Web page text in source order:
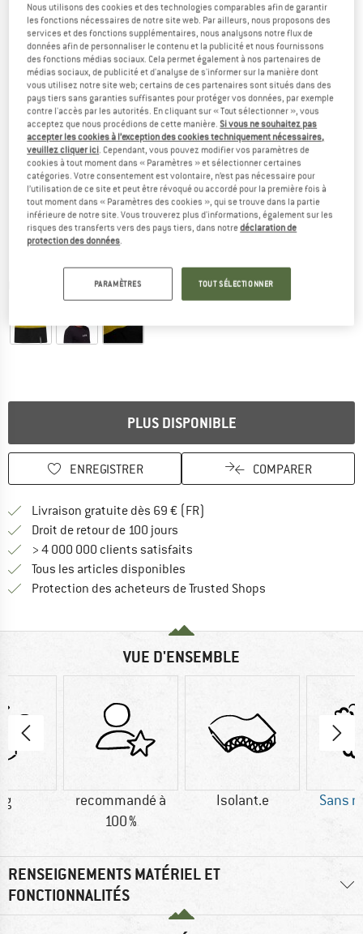
PLUS DISPONIBLE
ENREGISTRER COMPARER
Livraison gratuite dès 69 € (FR)
Droit de retour de 100 jours
> 4 000 000 clients satisfaits
Tous les articles disponibles
Protection des acheteurs de Trusted Shops
VUE D'ENSEMBLE
g
recommandé à
100 %
Isolant.e Sans
RENSEIGNEMENTS MATÉRIEL ET
FONCTIONNALITÉS
Nous utilisons des cookies et des technologies comparables afin de garantir
les fonctions nécessaires de notre site web. Par ailleurs, nous proposons des
services et des fonctions supplémentaires, nous analysons notre flux de
données afin de personnaliser le contenu et la publicité et nous fournissons
des fonctions médias sociaux. Cela permet également à nos partenaires de
médias sociaux, de publicité et d'analyse de s'informer sur la manière dont
vous utilisez notre site web; certains de ces partenaires sont situés dans des
pays tiers sans garanties suffisantes pour protéger vos données, par exemple
contre l'accès par les autorités. En cliquant sur « Tout sélectionner », vous
acceptez que nous procédions de cette manière.Si vous ne souhaitez pas
accepter les cookies à l’exception des cookies techniquement nécessaires,
veuillez cliquer ici. Cependant, vous pouvez modifier vos paramètres de
cookies à tout moment dans « Paramètres » et sélectionner certaines
catégories. Votre consentement est volontaire, n’est pas nécessaire pour
l’utilisation de ce site et peut être révoqué ou accordé pour la première fois à
tout moment dans « Paramètres des cookies », qui se trouve dans la partie
inférieure de notre site. Vous trouverez plus d'informations, également sur les
risques des transferts vers des pays tiers, dans notredéclaration de
protection des données.
PARAMÈTRES TOUT SÉLECTIONNER